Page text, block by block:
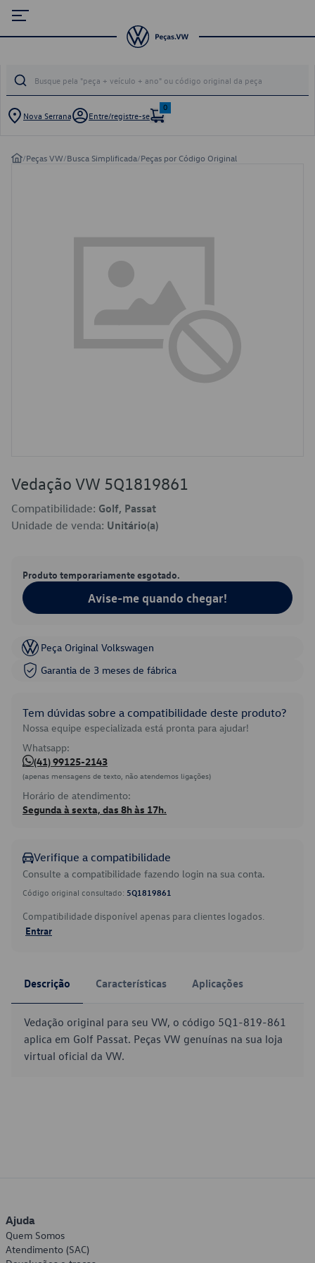
Nova Serrana Entre/registre-se
0
/Peças VW/Busca Simplificada/Peças por Código Original
Vedação VW 5Q1819861
Compatibilidade: Golf, Passat
Unidade de venda: Unitário(a)
Produto temporariamente esgotado.
Avise-me quando chegar!
Peça Original Volkswagen
Garantia de 3 meses de fábrica
Tem dúvidas sobre a compatibilidade deste produto?
Nossa equipe especializada está pronta para ajudar!
Whatsapp:
(41) 99125-2143
(apenas mensagens de texto, não atendemos ligações)
Horário de atendimento:
Segunda à sexta, das 8h às 17h.
Verifique a compatibilidade
Consulte a compatibilidade fazendo login na sua conta.
Código original consultado: 5Q1819861
Compatibilidade disponível apenas para clientes logados.
Entrar
Descrição Características Aplicações
Vedação original para seu VW, o código 5Q1-819-861
aplica em Golf Passat. Peças VW genuínas na sua loja
virtual oficial da VW.
Ajuda
Quem Somos
Atendimento (SAC)